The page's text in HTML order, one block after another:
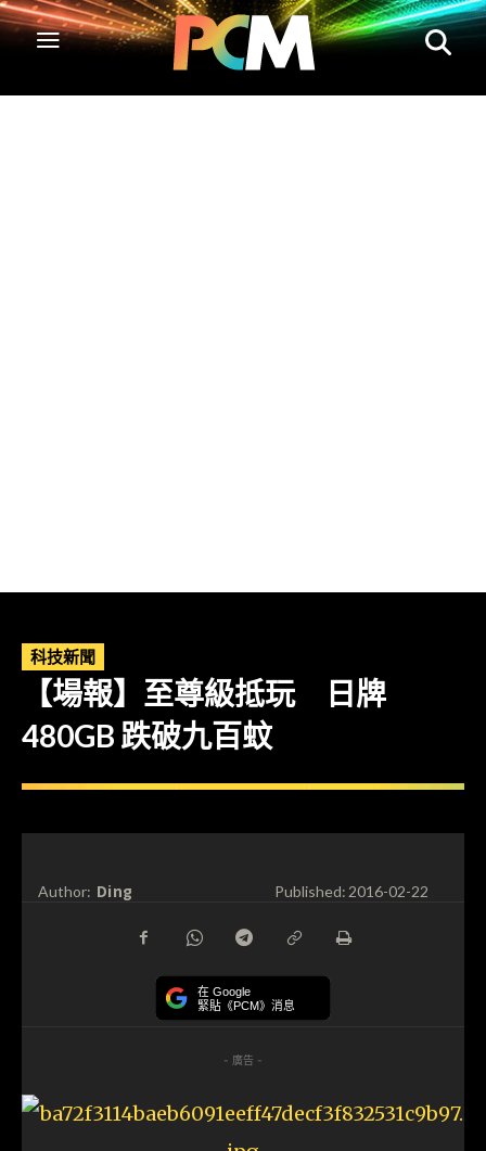
科技新聞
【場報】至尊級抵玩 日牌
480GB 跌破九百蚊
Author: Ding Published:2016-02-22
在 Google
緊貼《PCM》消息
- 廣告 -